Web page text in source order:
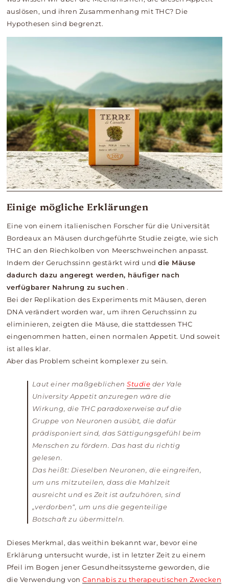
auslösen, und ihren Zusammenhang mit THC? Die
Hypothesen sind begrenzt.
Einige mögliche Erklärungen
Eine von einem italienischen Forscher für die Universität
Bordeaux an Mäusen durchgeführte Studie zeigte, wie sich
THC an den Riechkolben von Meerschweinchen anpasst.
Indem der Geruchssinn gestärkt wird unddie Mäuse
dadurch dazu angeregt werden, häufiger nach
verfügbarer Nahrung zu suchen .
Bei der Replikation des Experiments mit Mäusen, deren
DNA verändert worden war, um ihren Geruchssinn zu
eliminieren, zeigten die Mäuse, die stattdessen THC
eingenommen hatten, einen normalen Appetit. Und soweit
ist alles klar.
Aber das Problem scheint komplexer zu sein.
Laut einer maßgeblichenStudie der Yale
University Appetit anzuregen wäre die
Wirkung, die THC paradoxerweise auf die
Gruppe von Neuronen ausübt, die dafür
prädisponiert sind, das Sättigungsgefühl beim
Menschen zu fördern. Das hast du richtig
gelesen.
Das heißt: Dieselben Neuronen, die eingreifen,
um uns mitzuteilen, dass die Mahlzeit
ausreicht und es Zeit ist aufzuhören, sind
„verdorben“, um uns die gegenteilige
Botschaft zu übermitteln.
Dieses Merkmal, das weithin bekannt war, bevor eine
Erklärung untersucht wurde, ist in letzter Zeit zu einem
Pfeil im Bogen jener Gesundheitssysteme geworden, die
die Verwendung vonCannabis zu therapeutischen Zwecken